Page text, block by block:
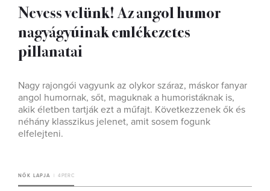
Nevess velünk! Az angol humor
nagyágyúinak emlékezetes
pillanatai
Nagy rajongói vagyunk az olykor száraz, máskor fanyar
angol humornak, sőt, maguknak a humoristáknak is,
akik életben tartják ezt a műfajt. Következzenek ők és
néhány klasszikus jelenet, amit sosem fogunk
elfelejteni.
NŐK LAPJA 4 PERC